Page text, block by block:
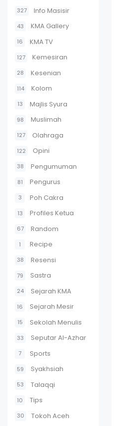
327 Info Masisir
43 KMA Gallery
16 KMA TV
127 Kemesiran
28 Kesenian
114 Kolom
13 Majlis Syura
98 Muslimah
127 Olahraga
122 Opini
38 Pengumuman
81 Pengurus
3 Poh Cakra
13 Profiles Ketua
67 Random
1 Recipe
38 Resensi
79 Sastra
24 Sejarah KMA
16 Sejarah Mesir
15 Sekolah Menulis
33 Seputar Al-Azhar
7 Sports
59 Syakhsiah
53 Talaqqi
10 Tips
30 Tokoh Aceh